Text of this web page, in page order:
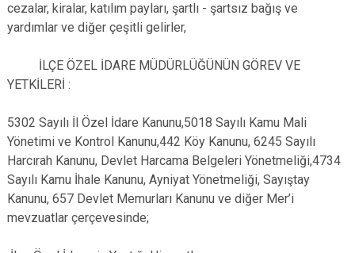
cezalar, kiralar, katılım payları, şartlı - şartsız bağış ve
yardımlar ve diğer çeşitli gelirler,
İLÇE ÖZEL İDARE MÜDÜRLÜĞÜNÜN GÖREV VE
YETKİLERİ :
5302 Sayılı İl Özel İdare Kanunu,5018 Sayılı Kamu Mali
Yönetimi ve Kontrol Kanunu,442 Köy Kanunu, 6245 Sayılı
Harcırah Kanunu, Devlet Harcama Belgeleri Yönetmeliği,4734
Sayılı Kamu İhale Kanunu, Ayniyat Yönetmeliği, Sayıştay
Kanunu, 657 Devlet Memurları Kanunu ve diğer Mer’i
mevzuatlar çerçevesinde;